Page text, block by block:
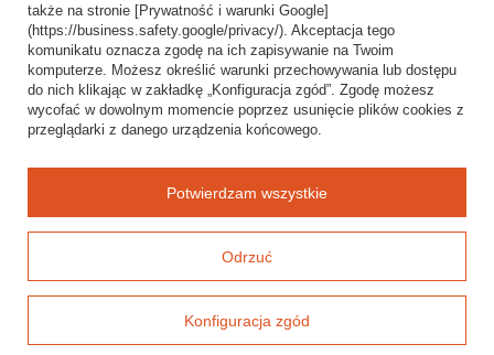
Odstąpienie od umowy
Popularne kategorie
Opony bezdętkowe
Opony dętkowe
Baza wiedzy i mapa oferty
także na stronie [Prywatność i warunki Google]
(https://business.safety.google/privacy/). Akceptacja tego
komunikatu oznacza zgodę na ich zapisywanie na Twoim
komputerze. Możesz określić warunki przechowywania lub dostępu
do nich klikając w zakładkę „Konfiguracja zgód”. Zgodę możesz
wycofać w dowolnym momencie poprzez usunięcie plików cookies z
przeglądarki z danego urządzenia końcowego.
Odrzuć
Konfiguracja zgód
Potwierdzam wszystkie